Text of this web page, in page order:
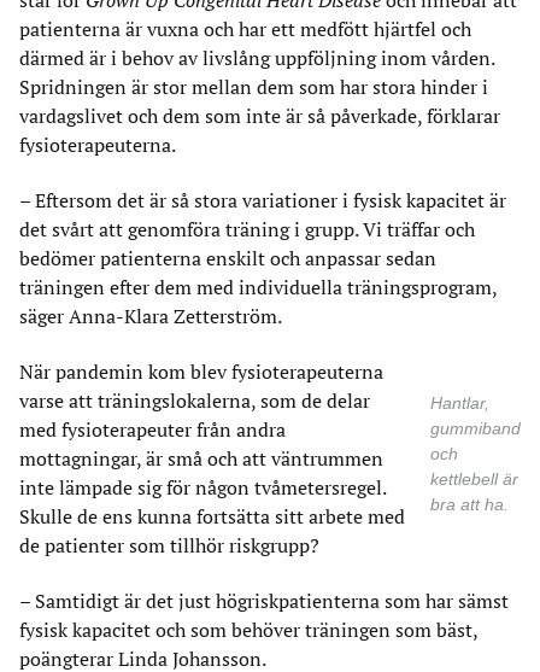
patienterna är vuxna och har ett medfött hjärtfel och
därmed är i behov av livslång uppföljning inom vården.
Spridningen är stor mellan dem som har stora hinder i
vardagslivet och dem som inte är så påverkade, förklarar
fysioterapeuterna.
– Eftersom det är så stora variationer i fysisk kapacitet är
det svårt att genomföra träning i grupp. Vi träffar och
bedömer patienterna enskilt och anpassar sedan
träningen efter dem med individuella träningsprogram,
säger Anna-Klara Zetterström.
Hantlar,
gummiband
och
kettlebell är
bra att ha.
När pandemin kom blev fysioterapeuterna
varse att träningslokalerna, som de delar
med fysioterapeuter från andra
mottagningar, är små och att väntrummen
inte lämpade sig för någon tvåmetersregel.
Skulle de ens kunna fortsätta sitt arbete med
de patienter som tillhör riskgrupp?
– Samtidigt är det just högriskpatienterna som har sämst
fysisk kapacitet och som behöver träningen som bäst,
poängterar Linda Johansson.